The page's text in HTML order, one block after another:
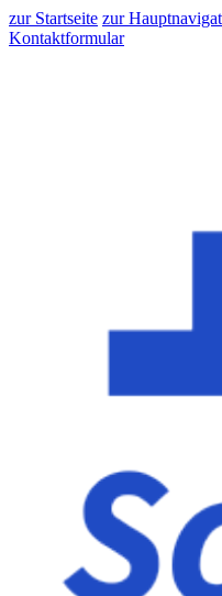
zur Startseite zur
Kontaktformular